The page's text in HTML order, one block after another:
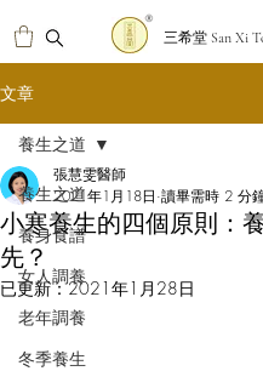
三希堂 San Xi
文章
養生之道
養身食譜
女人調養
老年調養
冬季養生
養生之道
小寒養生的四個原則：
先？
張慧雯醫師
2021年1月18日 讀畢需時 2 分
已更新：2021年1月28日